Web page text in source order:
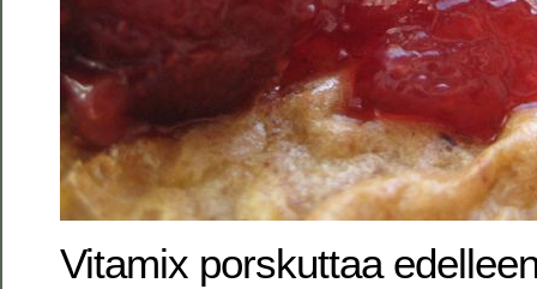
Vitamix porskuttaa